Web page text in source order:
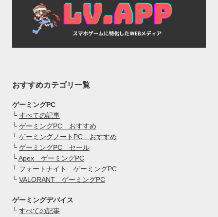
おすすめカテゴリ一覧
ゲーミングPC
└ すべての記事
└ ゲーミングPC おすすめ
└ ゲーミングノートPC おすすめ
└ ゲーミングPC セール
└Apex ゲーミングPC
└ フォートナイト ゲーミングPC
└ VALORANT ゲーミングPC
ゲーミングデバイス
└ すべての記事